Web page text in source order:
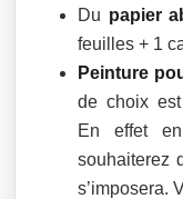
Du papier
feuilles + 1
Peinture
de choix est
En effet
souhaiterez
s’imposera.